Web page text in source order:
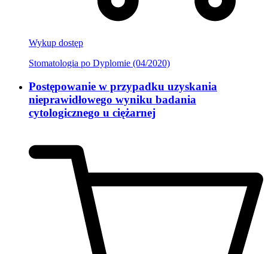
Wykup dostęp
Stomatologia po Dyplomie (04/2020)
Postępowanie w przypadku uzyskania
nieprawidłowego wyniku badania
cytologicznego u ciężarnej